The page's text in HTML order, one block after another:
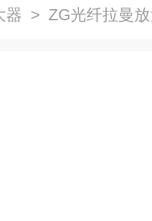
器 > ZG光纤拉曼